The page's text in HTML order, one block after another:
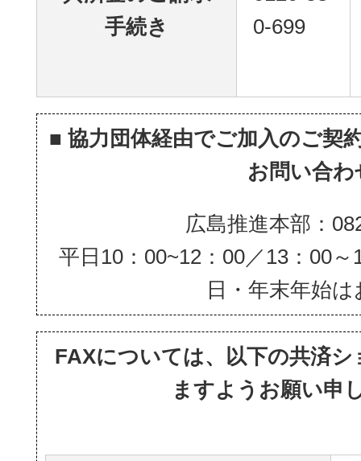
手続き
0-699
■ 協力団体経由でご加入のご契
お問い合わ
広島推進本部：
平日10：00~12：00／13：00
日・年末年始
FAXについては、以下の共済
ますようお願い申